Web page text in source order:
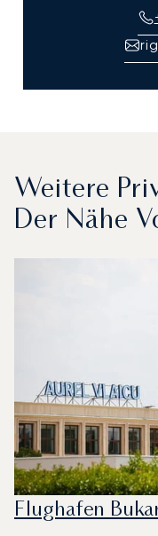
Weitere
Der Nähe
Flughafen